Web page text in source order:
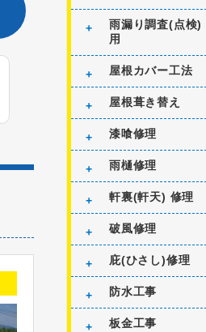
雨漏り調査(点検)
用
屋根カバー工法
屋根葺き替え
漆喰修理
雨樋修理
軒裏(軒天) 修理
破風修理
庇(ひさし)修理
防水工事
板金工事